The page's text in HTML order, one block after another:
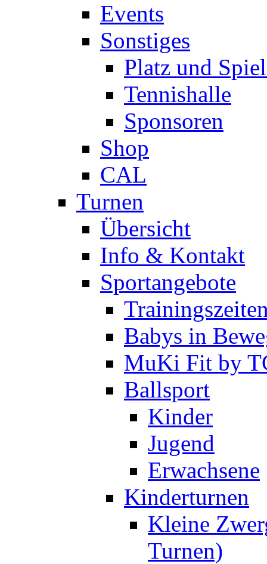
Events
Sonstiges
Platz und
Tennishalle
Sponsoren
Shop
CAL
Turnen
Übersicht
Info & Kontakt
Sportangebote
Babys in
MuKi Fit by
Ballsport
Kinder
Jugend
Erwachsene
Kinderturnen
Kleine
Turnen)